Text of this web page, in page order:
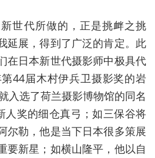
世代所做的，正是挑衅之挑
延展，得到了广泛的肯定。此
在日本新世代摄影师中极具代
44届木村伊兵卫摄影奖的岩
入选了荷兰摄影博物馆的同名
人奖的细仓真弓；如三保谷将
尔勒，他是当下日本很多策展
要新星；如横山隆平，他以自